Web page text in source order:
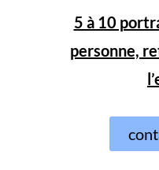
5 à 10
personne,